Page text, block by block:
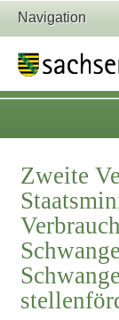
Navigation
Zweite